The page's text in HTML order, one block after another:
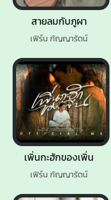
เพิ่นกะฮักของเพิ่น
เฟิร์น กัญญารัตน์
สายลมกับภูผา
เฟิร์น กัญญารัตน์